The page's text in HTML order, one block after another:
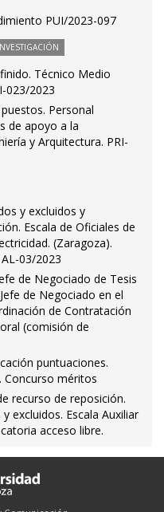
PUI/2023-097
Técnico Medio
023/2023
Personal
de apoyo a la
y Arquitectura. PRI-
y excluidos y
Escala de Oficiales de
(Zaragoza).
03/2023
de Negociado de Tesis
de Negociado en el
de Contratación
(comisión de
puntuaciones.
Concurso méritos
recurso de reposición.
excluidos. Escala Auxiliar
acceso libre.